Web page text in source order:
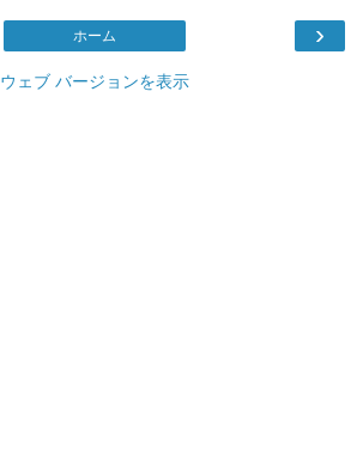
›
ホーム
ウェブ バージョンを表示